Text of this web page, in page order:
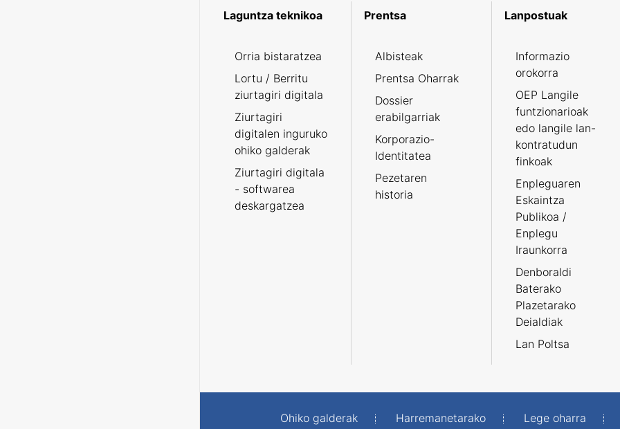
Laguntza teknikoa
Orria bistaratzea
Lortu / Berritu
ziurtagiri digitala
Ziurtagiri
digitalen inguruko
ohiko galderak
Ziurtagiri digitala
- softwarea
deskargatzea
Prentsa
Albisteak
Prentsa Oharrak
Dossier
erabilgarriak
Korporazio-
Identitatea
Pezetaren
historia
Lanpostuak
Informazio
orokorra
OEP Langile
funtzionarioak
edo langile lan-
kontratudun
finkoak
Enpleguaren
Eskaintza
Publikoa /
Enplegu
Iraunkorra
Denboraldi
Baterako
Plazetarako
Deialdiak
Lan Poltsa
Ohiko galderak Harremanetarako Lege oharra